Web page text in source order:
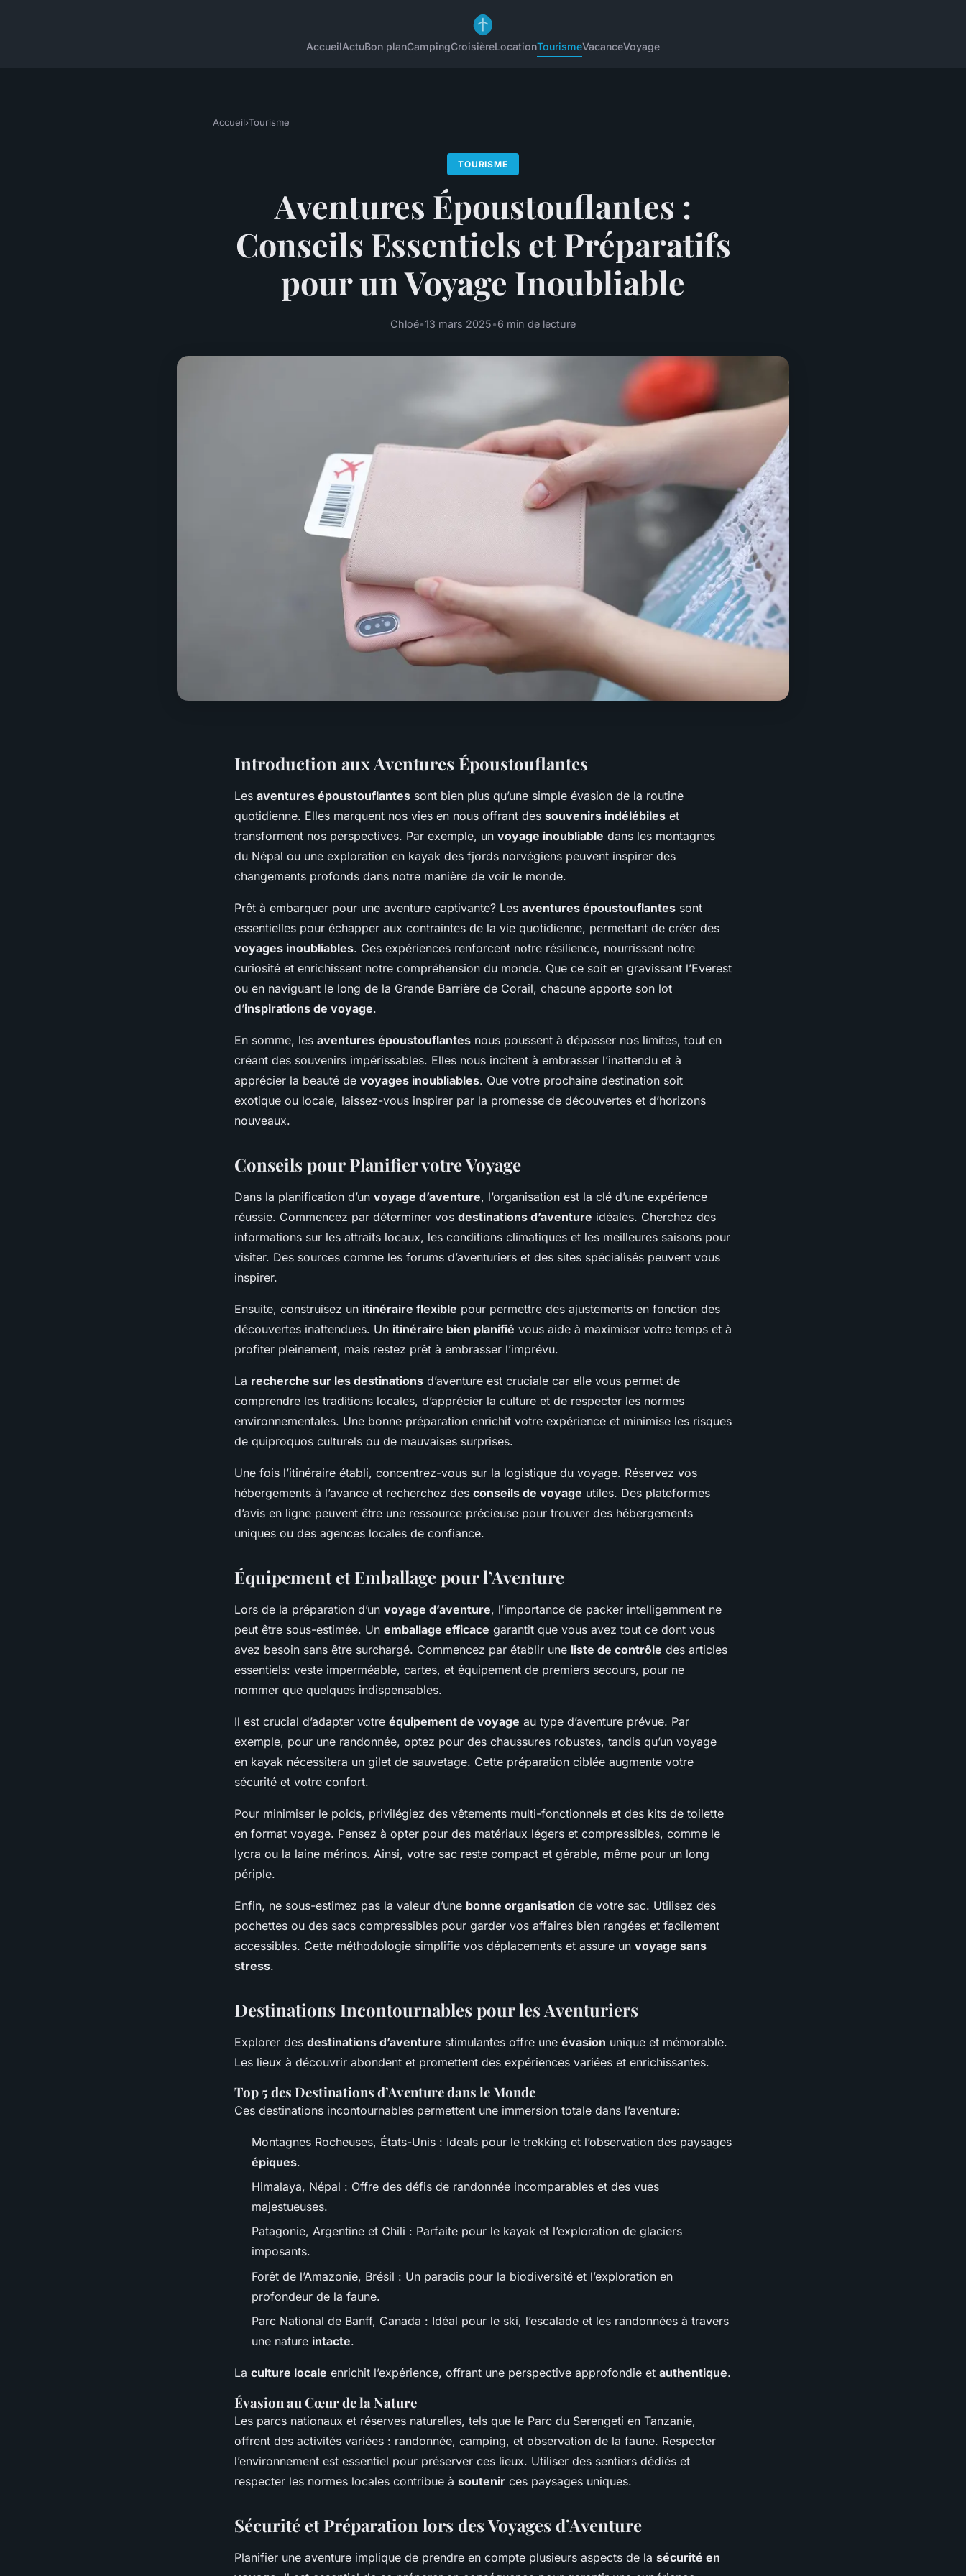
AccueilActuBon planCampingCroisièreLocationTourismeVacanceVoyage
Accueil›Tourisme
TOURISME
Aventures Époustouflantes :
Conseils Essentiels et Préparatifs
pour un Voyage Inoubliable
Chloé•13 mars 2025•6 min de lecture
Introduction aux Aventures Époustouflantes
Les aventures époustouflantes sont bien plus qu’une simple évasion de la routine
quotidienne. Elles marquent nos vies en nous offrant des souvenirs indélébiles et
transforment nos perspectives. Par exemple, un voyage inoubliable dans les montagnes
du Népal ou une exploration en kayak des fjords norvégiens peuvent inspirer des
changements profonds dans notre manière de voir le monde.
Prêt à embarquer pour une aventure captivante? Les aventures époustouflantes sont
essentielles pour échapper aux contraintes de la vie quotidienne, permettant de créer des
voyages inoubliables. Ces expériences renforcent notre résilience, nourrissent notre
curiosité et enrichissent notre compréhension du monde. Que ce soit en gravissant l’Everest
ou en naviguant le long de la Grande Barrière de Corail, chacune apporte son lot
d’inspirations de voyage.
En somme, les aventures époustouflantes nous poussent à dépasser nos limites, tout en
créant des souvenirs impérissables. Elles nous incitent à embrasser l’inattendu et à
apprécier la beauté de voyages inoubliables. Que votre prochaine destination soit
exotique ou locale, laissez-vous inspirer par la promesse de découvertes et d’horizons
nouveaux.
Conseils pour Planifier votre Voyage
Dans la planification d’un voyage d’aventure, l’organisation est la clé d’une expérience
réussie. Commencez par déterminer vos destinations d’aventure idéales. Cherchez des
informations sur les attraits locaux, les conditions climatiques et les meilleures saisons pour
visiter. Des sources comme les forums d’aventuriers et des sites spécialisés peuvent vous
inspirer.
Ensuite, construisez un itinéraire flexible pour permettre des ajustements en fonction des
découvertes inattendues. Un itinéraire bien planifié vous aide à maximiser votre temps et à
profiter pleinement, mais restez prêt à embrasser l’imprévu.
La recherche sur les destinations d’aventure est cruciale car elle vous permet de
comprendre les traditions locales, d’apprécier la culture et de respecter les normes
environnementales. Une bonne préparation enrichit votre expérience et minimise les risques
de quiproquos culturels ou de mauvaises surprises.
Une fois l’itinéraire établi, concentrez-vous sur la logistique du voyage. Réservez vos
hébergements à l’avance et recherchez des conseils de voyage utiles. Des plateformes
d’avis en ligne peuvent être une ressource précieuse pour trouver des hébergements
uniques ou des agences locales de confiance.
Équipement et Emballage pour l’Aventure
Lors de la préparation d’un voyage d’aventure, l’importance de packer intelligemment ne
peut être sous-estimée. Un emballage efficace garantit que vous avez tout ce dont vous
avez besoin sans être surchargé. Commencez par établir une liste de contrôle des articles
essentiels: veste imperméable, cartes, et équipement de premiers secours, pour ne
nommer que quelques indispensables.
Il est crucial d’adapter votre équipement de voyage au type d’aventure prévue. Par
exemple, pour une randonnée, optez pour des chaussures robustes, tandis qu’un voyage
en kayak nécessitera un gilet de sauvetage. Cette préparation ciblée augmente votre
sécurité et votre confort.
Pour minimiser le poids, privilégiez des vêtements multi-fonctionnels et des kits de toilette
en format voyage. Pensez à opter pour des matériaux légers et compressibles, comme le
lycra ou la laine mérinos. Ainsi, votre sac reste compact et gérable, même pour un long
périple.
Enfin, ne sous-estimez pas la valeur d’une bonne organisation de votre sac. Utilisez des
pochettes ou des sacs compressibles pour garder vos affaires bien rangées et facilement
accessibles. Cette méthodologie simplifie vos déplacements et assure un voyage sans
stress.
Destinations Incontournables pour les Aventuriers
Explorer des destinations d’aventure stimulantes offre une évasion unique et mémorable.
Les lieux à découvrir abondent et promettent des expériences variées et enrichissantes.
Top 5 des Destinations d’Aventure dans le Monde
Ces destinations incontournables permettent une immersion totale dans l’aventure:
Montagnes Rocheuses, États-Unis : Ideals pour le trekking et l’observation des paysages
épiques.
Himalaya, Népal : Offre des défis de randonnée incomparables et des vues
majestueuses.
Patagonie, Argentine et Chili : Parfaite pour le kayak et l’exploration de glaciers
imposants.
Forêt de l’Amazonie, Brésil : Un paradis pour la biodiversité et l’exploration en
profondeur de la faune.
Parc National de Banff, Canada : Idéal pour le ski, l’escalade et les randonnées à travers
une nature intacte.
La culture locale enrichit l’expérience, offrant une perspective approfondie et authentique.
Évasion au Cœur de la Nature
Les parcs nationaux et réserves naturelles, tels que le Parc du Serengeti en Tanzanie,
offrent des activités variées : randonnée, camping, et observation de la faune. Respecter
l’environnement est essentiel pour préserver ces lieux. Utiliser des sentiers dédiés et
respecter les normes locales contribue à soutenir ces paysages uniques.
Sécurité et Préparation lors des Voyages d’Aventure
Planifier une aventure implique de prendre en compte plusieurs aspects de la sécurité en